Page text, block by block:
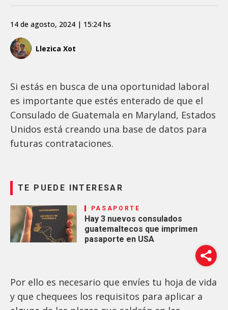
Llezica Xot
14 de agosto, 2024 | 15:24 hs
Si estás en busca de una oportunidad laboral
es importante que estés enterado de que el
Consulado de Guatemala en Maryland, Estados
Unidos está creando una base de datos para
futuras contrataciones.
TE PUEDE INTERESAR
PASAPORTE
Hay 3 nuevos consulados
guatemaltecos que imprimen
pasaporte en USA
Por ello es necesario que envíes tu hoja de vida
y que chequees los requisitos para aplicar a